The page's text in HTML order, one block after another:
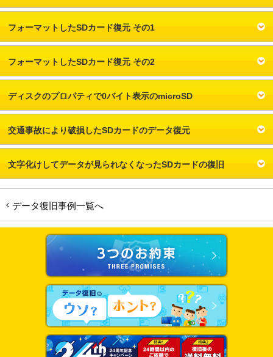
フォーマットしたSDカード復元 その1
フォーマットしたSDカード復元 その2
ディスクのプロパティで0バイト表示のmicroSD
交通事故により破損したSDカードのデータ復元
文字化けしてデータが見られなくなったSDカードの復旧
データ復旧事例一覧へ